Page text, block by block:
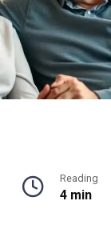
Reading
4 min